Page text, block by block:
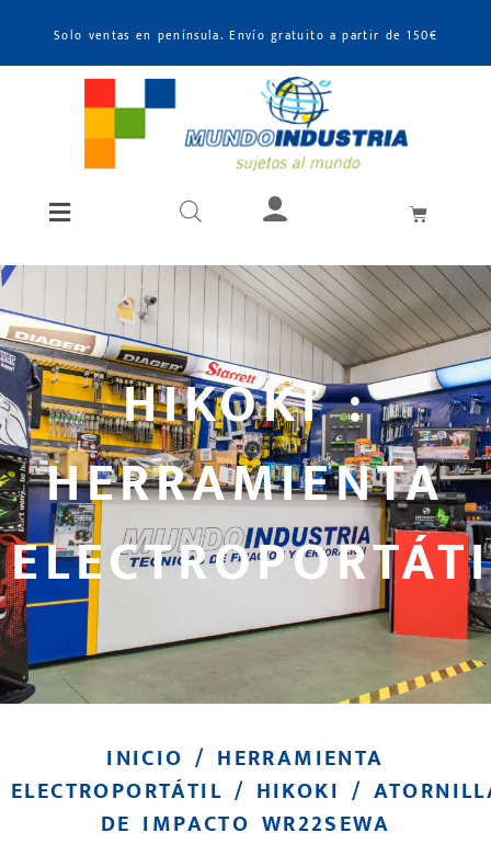
Solo ventas en península. Envío gratuito a partir de 150€
HIKOKI :
HERRAMIENTA
INICIO / HERRAMIENTA
ELECTROPORTÁTIL / HIKOKI /
DE IMPACTO WR22SEWA